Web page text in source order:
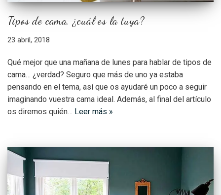
Tipos de cama, ¿cuál es la tuya?
23 abril, 2018
Qué mejor que una mañana de lunes para hablar de tipos de
cama… ¿verdad? Seguro que más de uno ya estaba
pensando en el tema, así que os ayudaré un poco a seguir
imaginando vuestra cama ideal. Además, al final del artículo
os diremos quién… Leer más »